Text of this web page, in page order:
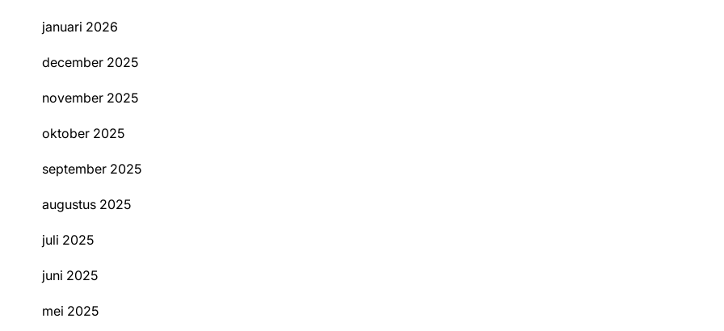
januari 2026
december 2025
november 2025
oktober 2025
september 2025
augustus 2025
juli 2025
juni 2025
mei 2025